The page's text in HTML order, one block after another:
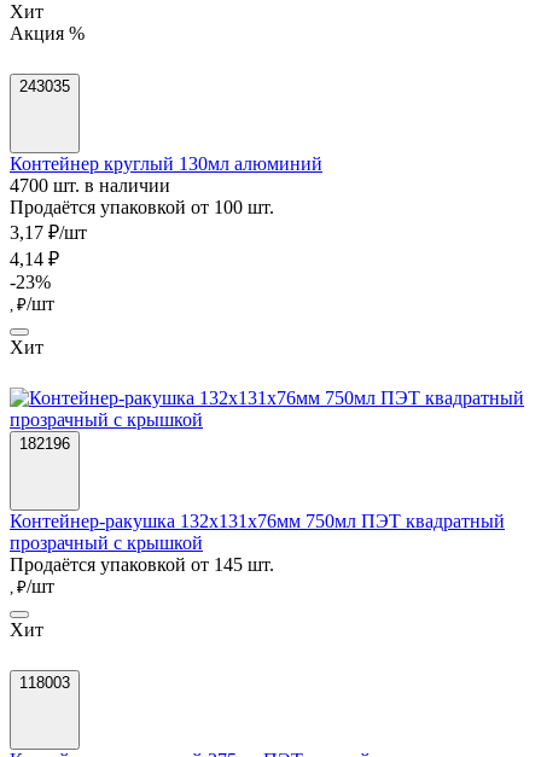
Хит
Акция %
243035
Контейнер круглый 130мл алюминий
4700 шт. в наличии
Продаётся упаковкой от 100 шт.
3,17 ₽/шт
4,14 ₽
-23%
, ₽/шт
Хит
182196
Контейнер-ракушка 132x131x76мм 750мл ПЭТ квадратный
прозрачный с крышкой
Продаётся упаковкой от 145 шт.
, ₽/шт
Хит
118003